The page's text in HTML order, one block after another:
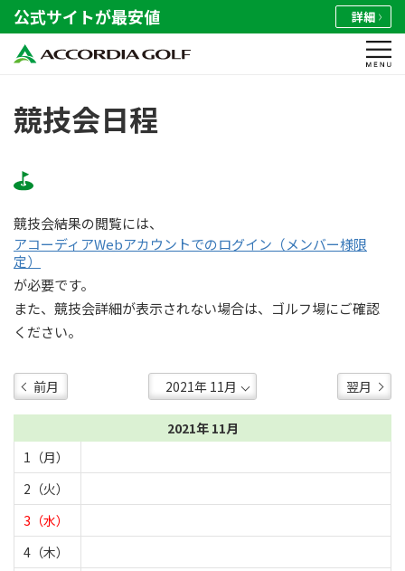
公式サイトが最安値 詳細
競技会日程
競技会結果の閲覧には、
アコーディアWebアカウントでのログイン（メンバー様限
定）
が必要です。
また、競技会詳細が表示されない場合は、ゴルフ場にご確認
ください。
前月 翌月
2021年 11月
1（月）
2（火）
3（水）
4（木）